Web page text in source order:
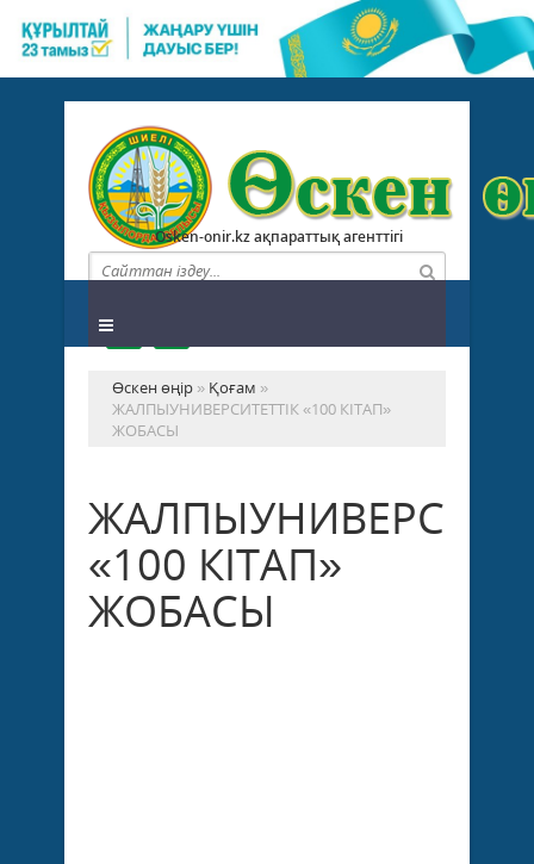
Osken-onir.kz ақпараттық агенттігі
Өскен өңір » Қоғам »
ЖАЛПЫУНИВЕРСИТЕТТІК «100 КІТАП»
ЖОБАСЫ
«100 КІТАП»
ЖОБАСЫ